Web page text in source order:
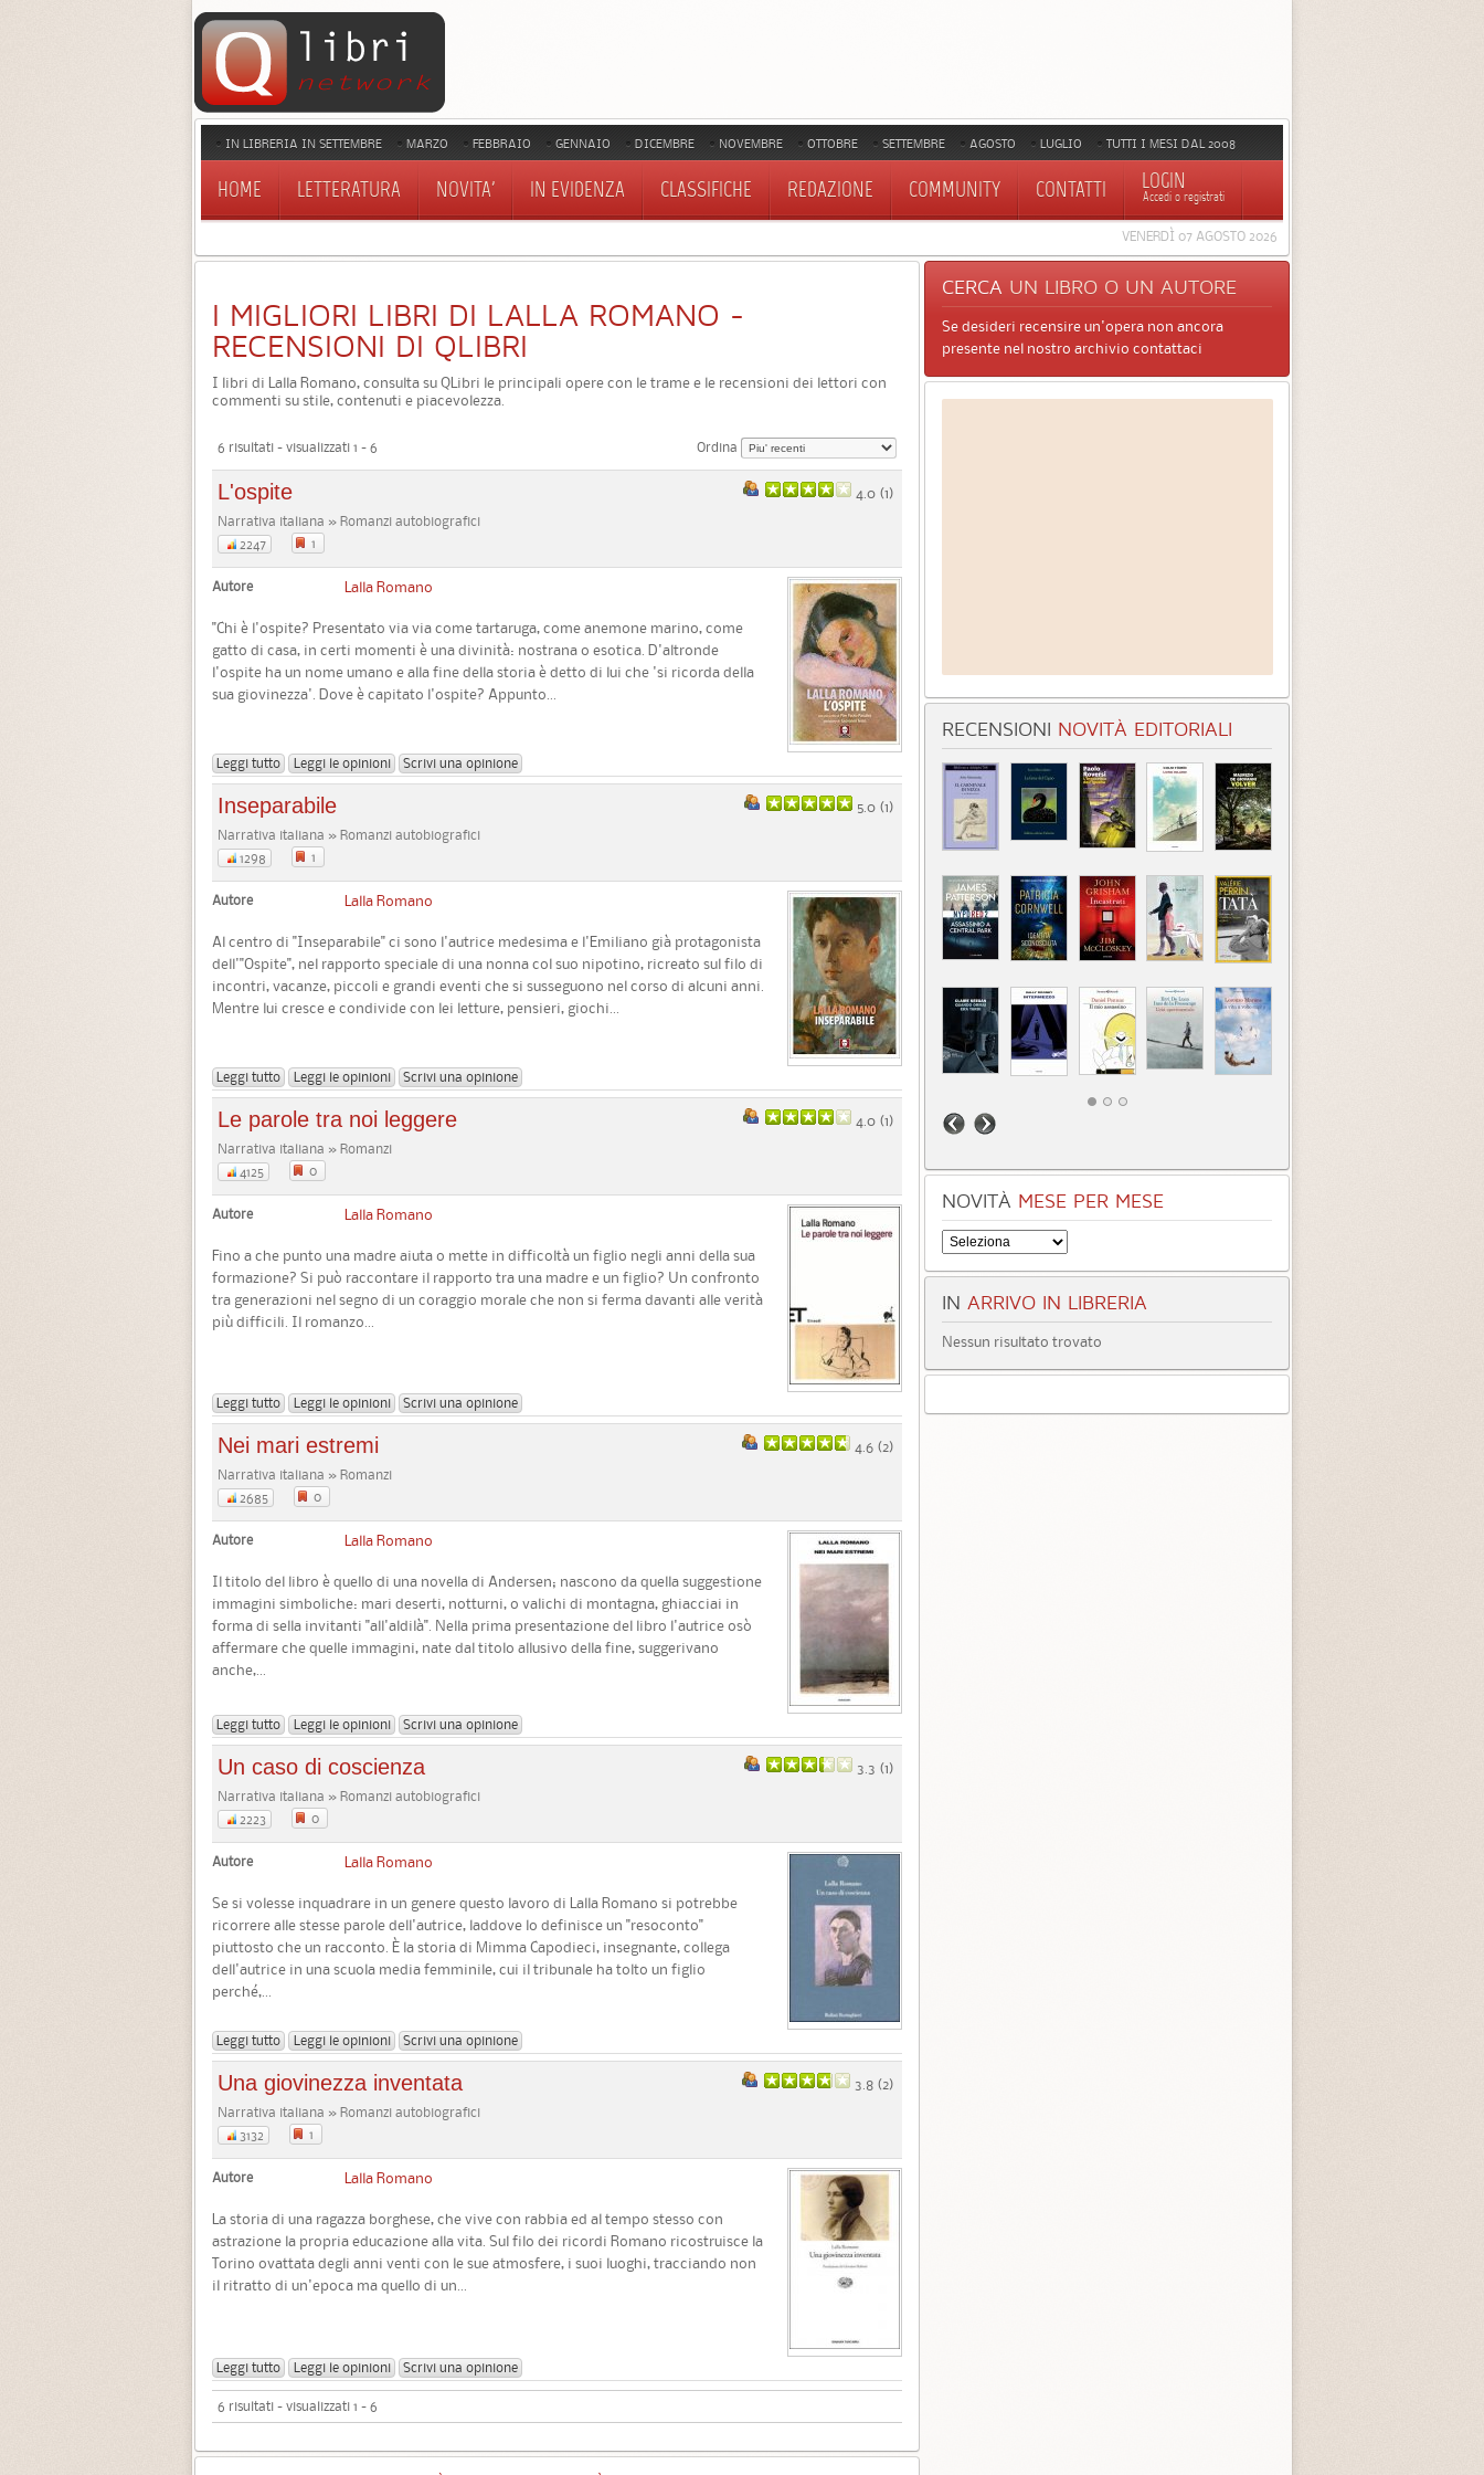
IN LIBRERIA IN SETTEMBRE MARZO FEBBRAIO GENNAIO DICEMBRE NOVEMBRE OTTOBRE SETTEMBRE AGOSTO LUGLIO TUTTI I MESI DAL 2008
HOME LETTERATURA NOVITA' IN EVIDENZA CLASSIFICHE REDAZIONE COMMUNITY CONTATTI LOGIN
Accedi o registrati
VENERDÌ 07 AGOSTO 2026
I MIGLIORI LIBRI DI LALLA ROMANO -
RECENSIONI DI QLIBRI
I libri di Lalla Romano, consulta su QLibri le principali opere con le trame e le recensioni dei lettori con
commenti su stile, contenuti e piacevolezza.
6 risultati - visualizzati 1 - 6 Ordina
4.0 (1)
L'ospite
Narrativa italiana » Romanzi autobiografici
2247
1
Autore Lalla Romano
"Chi è l'ospite? Presentato via via come tartaruga, come anemone marino, come
gatto di casa, in certi momenti è una divinità: nostrana o esotica. D'altronde
l'ospite ha un nome umano e alla fine della storia è detto di lui che 'si ricorda della
sua giovinezza'. Dove è capitato l'ospite? Appunto...
Leggi tutto Leggi le opinioni Scrivi una opinione
5.0 (1)
Inseparabile
Narrativa italiana » Romanzi autobiografici
1298
1
Autore Lalla Romano
Al centro di "Inseparabile" ci sono l'autrice medesima e l'Emiliano già protagonista
dell'"Ospite", nel rapporto speciale di una nonna col suo nipotino, ricreato sul filo di
incontri, vacanze, piccoli e grandi eventi che si susseguono nel corso di alcuni anni.
Mentre lui cresce e condivide con lei letture, pensieri, giochi...
Leggi tutto Leggi le opinioni Scrivi una opinione
4.0 (1)
Le parole tra noi leggere
Narrativa italiana » Romanzi
4125
0
Autore Lalla Romano
Fino a che punto una madre aiuta o mette in difficoltà un figlio negli anni della sua
formazione? Si può raccontare il rapporto tra una madre e un figlio? Un confronto
tra generazioni nel segno di un coraggio morale che non si ferma davanti alle verità
più difficili. Il romanzo...
Leggi tutto Leggi le opinioni Scrivi una opinione
4.6 (2)
Nei mari estremi
Narrativa italiana » Romanzi
2685
0
Autore Lalla Romano
Il titolo del libro è quello di una novella di Andersen; nascono da quella suggestione
immagini simboliche: mari deserti, notturni, o valichi di montagna, ghiacciai in
forma di sella invitanti "all'aldilà". Nella prima presentazione del libro l'autrice osò
affermare che quelle immagini, nate dal titolo allusivo della fine, suggerivano
anche,...
Leggi tutto Leggi le opinioni Scrivi una opinione
3.3 (1)
Un caso di coscienza
Narrativa italiana » Romanzi autobiografici
2223
0
Autore Lalla Romano
Se si volesse inquadrare in un genere questo lavoro di Lalla Romano si potrebbe
ricorrere alle stesse parole dell'autrice, laddove lo definisce un "resoconto"
piuttosto che un racconto. È la storia di Mimma Capodieci, insegnante, collega
dell'autrice in una scuola media femminile, cui il tribunale ha tolto un figlio
perché,...
Leggi tutto Leggi le opinioni Scrivi una opinione
3.8 (2)
Una giovinezza inventata
Narrativa italiana » Romanzi autobiografici
3132
1
Autore Lalla Romano
La storia di una ragazza borghese, che vive con rabbia ed al tempo stesso con
astrazione la propria educazione alla vita. Sul filo dei ricordi Romano ricostruisce la
Torino ovattata degli anni venti con le sue atmosfere, i suoi luoghi, tracciando non
il ritratto di un'epoca ma quello di un...
Leggi tutto Leggi le opinioni Scrivi una opinione
6 risultati - visualizzati 1 - 6
CERCA UN LIBRO O UN AUTORE
Se desideri recensire un'opera non ancora
presente nel nostro archivio contattaci
RECENSIONI NOVITÀ EDITORIALI
NOVITÀ MESE PER MESE
IN ARRIVO IN LIBRERIA
Nessun risultato trovato